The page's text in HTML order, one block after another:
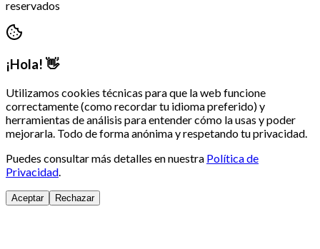
reservados
¡Hola! 👋
Utilizamos cookies técnicas para que la web funcione
correctamente (como recordar tu idioma preferido) y
herramientas de análisis para entender cómo la usas y poder
mejorarla. Todo de forma anónima y respetando tu privacidad.
Puedes consultar más detalles en nuestra Política de
Privacidad
Aceptar Rechazar